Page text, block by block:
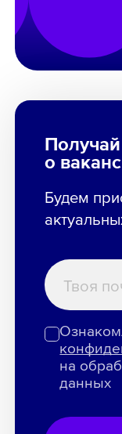
о
Будем
на
данных